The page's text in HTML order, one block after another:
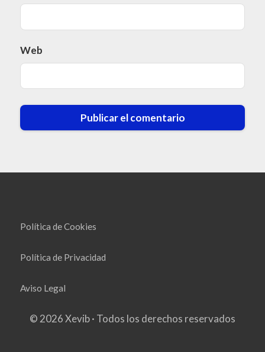
Web
Política de Cookies
Política de Privacidad
Aviso Legal
© 2026 Xevib · Todos los derechos reservados